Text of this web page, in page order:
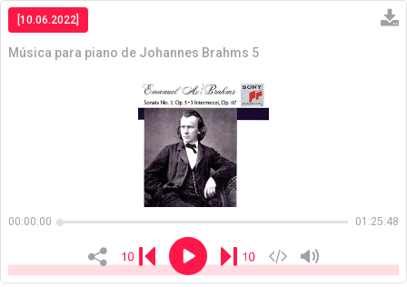
[10.06.2022]
Música para piano de Johannes Brahms 5
00:00:00 01:25:48